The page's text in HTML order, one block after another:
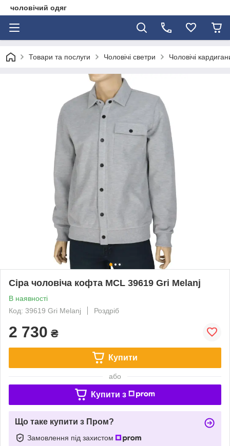
чоловічий одяг
Товари та послуги Чоловічі светри Чоловічі
Сіра чоловіча кофта MCL 39619 Gri Melanj
В наявності
Код: 39619 Gri Melanj
Роздріб
2 730 ₴
Купити
або
Купити з
Що таке купити з Пром?
Замовлення під захистом